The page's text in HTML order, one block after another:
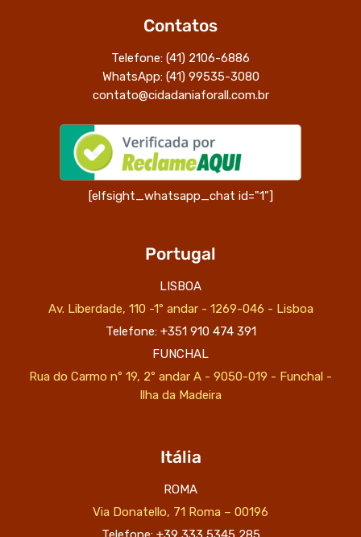
Contatos
Telefone: (41) 2106-6886
WhatsApp: (41) 99535-3080
contato@cidadaniaforall.com.br
[elfsight_whatsapp_chat id="1"]
Portugal
LISBOA
Av. Liberdade, 110 -1º andar - 1269-046 - Lisboa
Telefone: +351 910 474 391
FUNCHAL
Rua do Carmo nº 19, 2º andar A - 9050-019 - Funchal -
Ilha da Madeira
Itália
ROMA
Via Donatello, 71 Roma – 00196